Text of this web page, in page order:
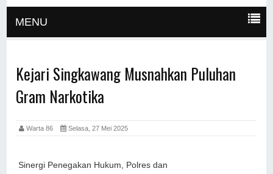
MENU
Kejari Singkawang Musnahkan Puluhan
Gram Narkotika
Warta 86 Selasa, 27 Mei 2025
Sinergi Penegakan Hukum, Polres dan